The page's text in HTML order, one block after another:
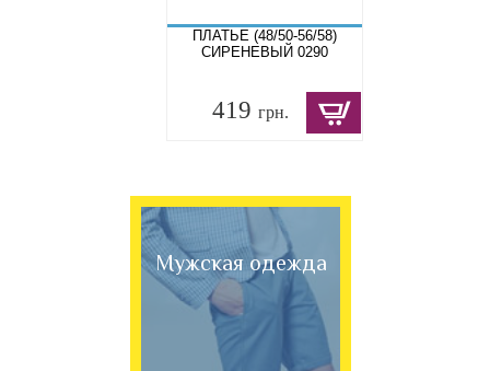
ПЛАТЬЕ (48/50-56/58)
СИРЕНЕВЫЙ 0290
419 грн.
Мужская одежда